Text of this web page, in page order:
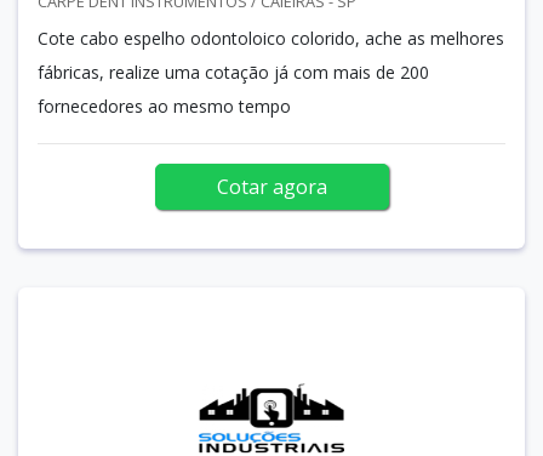
Cote cabo espelho odontoloico colorido, ache as melhores
fábricas, realize uma cotação já com mais de 200
fornecedores ao mesmo tempo
Cotar agora